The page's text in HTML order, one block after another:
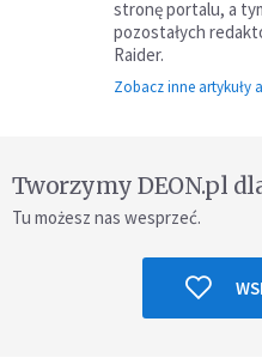
stronę portalu, a
pozostałych
Raider.
Zobacz inne artykuły
Tworzymy DEON.pl
Tu możesz nas wesprzeć.